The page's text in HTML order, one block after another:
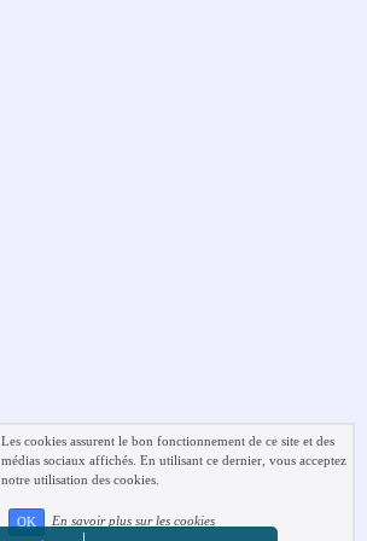
Les cookies assurent le bon fonctionnement de ce site et des
médias sociaux affichés. En utilisant ce dernier, vous acceptez
notre utilisation des cookies.
OK En savoir plus sur les cookies